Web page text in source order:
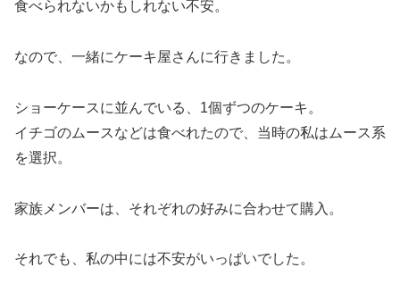
食べられないかもしれない不安。
なので、一緒にケーキ屋さんに行きました。
ショーケースに並んでいる、1個ずつのケーキ。
イチゴのムースなどは食べれたので、当時の私はムース系
を選択。
家族メンバーは、それぞれの好みに合わせて購入。
それでも、私の中には不安がいっぱいでした。